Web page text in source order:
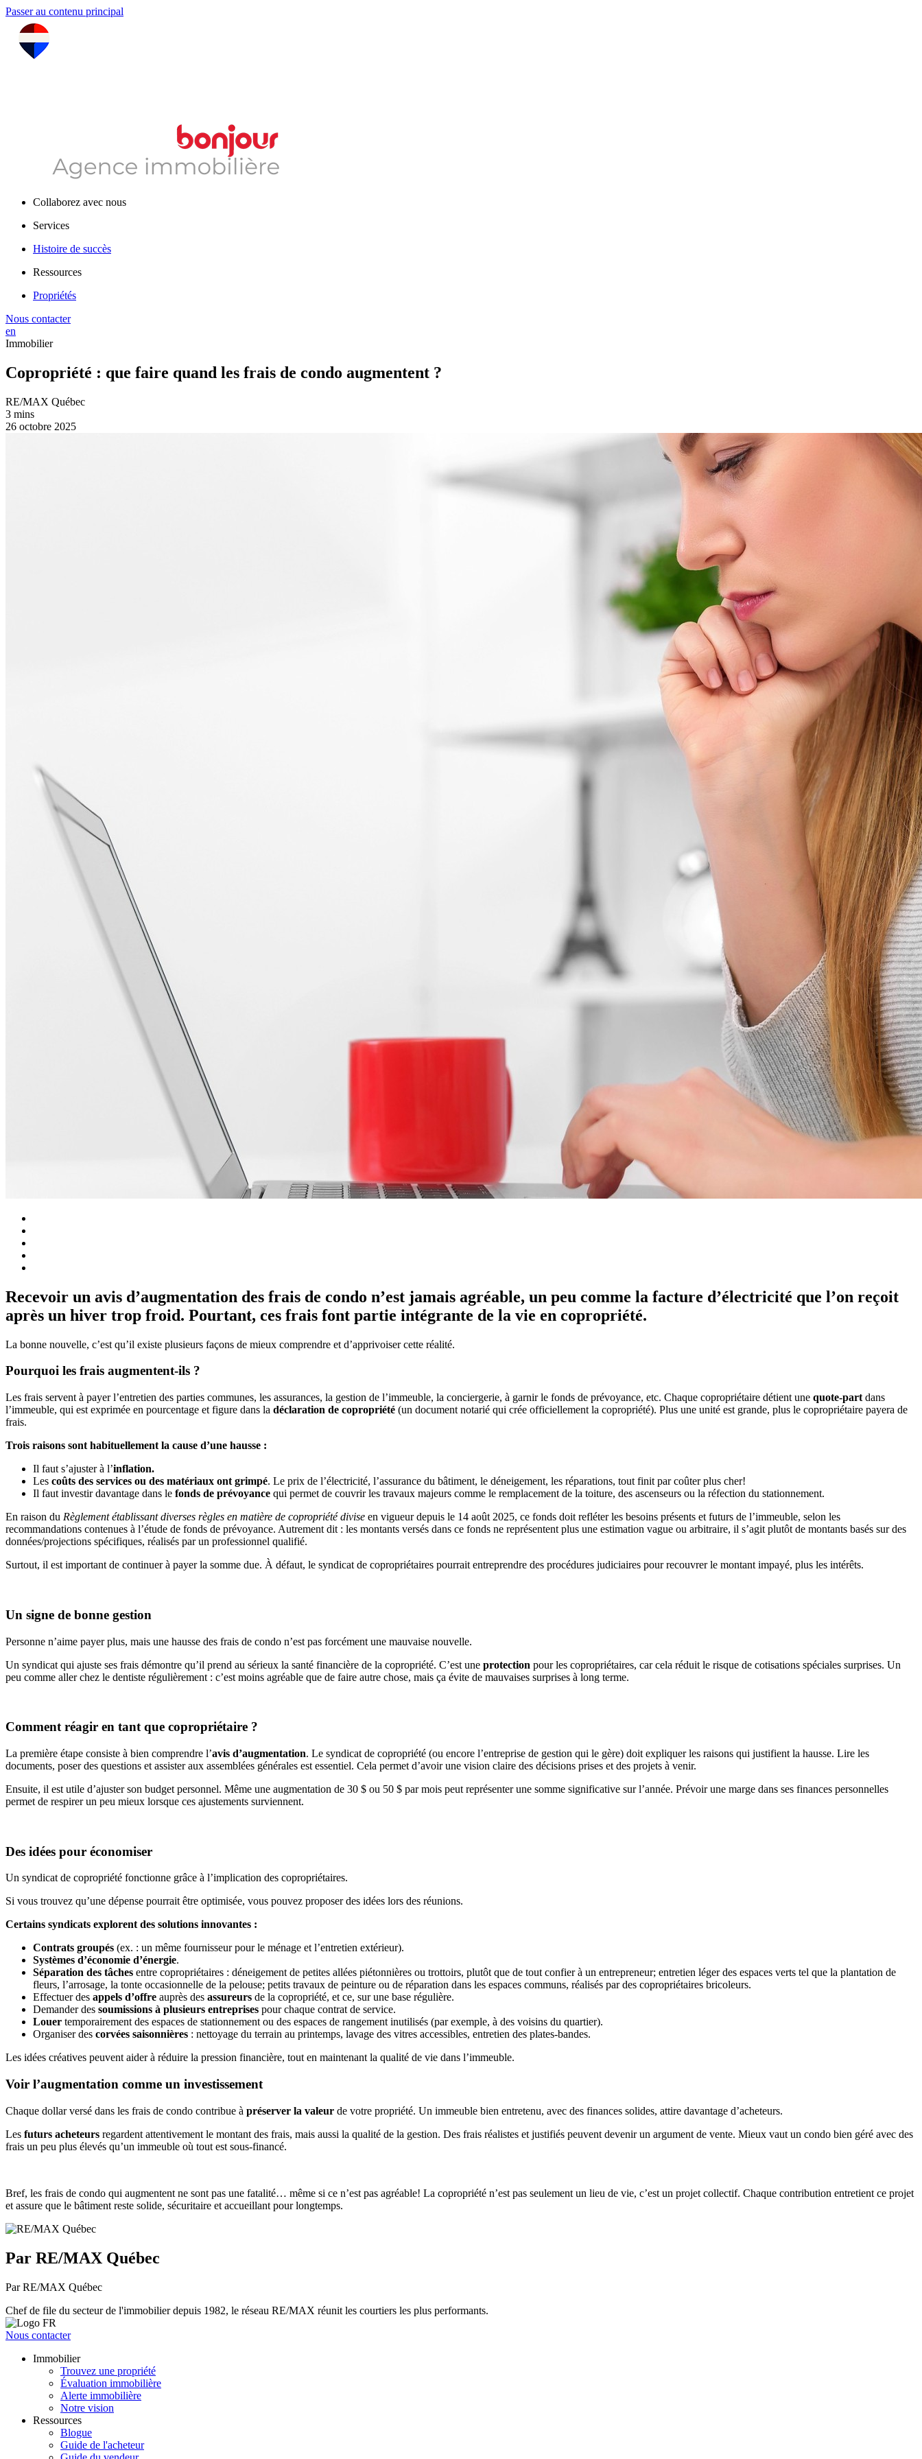
Passer au contenu principal
Collaborez avec nous
Services
Histoire de succès
Ressources
Propriétés
Nous contacter
en
Immobilier
Copropriété : que faire quand les frais de condo augmentent ?
RE/MAX Québec
3 mins
26 octobre 2025
Recevoir un avis d’augmentation des frais de condo n’est jamais agréable, un peu comme la facture d’électricité que l’on reçoit
après un hiver trop froid. Pourtant, ces frais font partie intégrante de la vie en copropriété.
La bonne nouvelle, c’est qu’il existe plusieurs façons de mieux comprendre et d’apprivoiser cette réalité.
Pourquoi les frais augmentent-ils ?
Les frais servent à payer l’entretien des parties communes, les assurances, la gestion de l’immeuble, la conciergerie, à garnir le fonds de prévoyance, etc. Chaque copropriétaire détient une quote-part dans
l’immeuble, qui est exprimée en pourcentage et figure dans la déclaration de copropriété (un document notarié qui crée officiellement la copropriété). Plus une unité est grande, plus le copropriétaire payera de
frais.
Trois raisons sont habituellement la cause d’une hausse :
Il faut s’ajuster à l’inflation.
Les coûts des services ou des matériaux ont grimpé. Le prix de l’électricité, l’assurance du bâtiment, le déneigement, les réparations, tout finit par coûter plus cher!
Il faut investir davantage dans le fonds de prévoyance qui permet de couvrir les travaux majeurs comme le remplacement de la toiture, des ascenseurs ou la réfection du stationnement.
En raison du Règlement établissant diverses règles en matière de copropriété divise en vigueur depuis le 14 août 2025, ce fonds doit refléter les besoins présents et futurs de l’immeuble, selon les
recommandations contenues à l’étude de fonds de prévoyance. Autrement dit : les montants versés dans ce fonds ne représentent plus une estimation vague ou arbitraire, il s’agit plutôt de montants basés sur des
données/projections spécifiques, réalisés par un professionnel qualifié.
Surtout, il est important de continuer à payer la somme due. À défaut, le syndicat de copropriétaires pourrait entreprendre des procédures judiciaires pour recouvrer le montant impayé, plus les intérêts.
Un signe de bonne gestion
Personne n’aime payer plus, mais une hausse des frais de condo n’est pas forcément une mauvaise nouvelle.
Un syndicat qui ajuste ses frais démontre qu’il prend au sérieux la santé financière de la copropriété. C’est une protection pour les copropriétaires, car cela réduit le risque de cotisations spéciales surprises. Un
peu comme aller chez le dentiste régulièrement : c’est moins agréable que de faire autre chose, mais ça évite de mauvaises surprises à long terme.
Comment réagir en tant que copropriétaire ?
La première étape consiste à bien comprendre l’avis d’augmentation. Le syndicat de copropriété (ou encore l’entreprise de gestion qui le gère) doit expliquer les raisons qui justifient la hausse. Lire les
documents, poser des questions et assister aux assemblées générales est essentiel. Cela permet d’avoir une vision claire des décisions prises et des projets à venir.
Ensuite, il est utile d’ajuster son budget personnel. Même une augmentation de 30 $ ou 50 $ par mois peut représenter une somme significative sur l’année. Prévoir une marge dans ses finances personnelles
permet de respirer un peu mieux lorsque ces ajustements surviennent.
Des idées pour économiser
Un syndicat de copropriété fonctionne grâce à l’implication des copropriétaires.
Si vous trouvez qu’une dépense pourrait être optimisée, vous pouvez proposer des idées lors des réunions.
Certains syndicats explorent des solutions innovantes :
Contrats groupés (ex. : un même fournisseur pour le ménage et l’entretien extérieur).
Systèmes d’économie d’énergie.
Séparation des tâches entre copropriétaires : déneigement de petites allées piétonnières ou trottoirs, plutôt que de tout confier à un entrepreneur; entretien léger des espaces verts tel que la plantation de
fleurs, l’arrosage, la tonte occasionnelle de la pelouse; petits travaux de peinture ou de réparation dans les espaces communs, réalisés par des copropriétaires bricoleurs.
Effectuer des appels d’offre auprès des assureurs de la copropriété, et ce, sur une base régulière.
Demander des soumissions à plusieurs entreprises pour chaque contrat de service.
Louer temporairement des espaces de stationnement ou des espaces de rangement inutilisés (par exemple, à des voisins du quartier).
Organiser des corvées saisonnières : nettoyage du terrain au printemps, lavage des vitres accessibles, entretien des plates-bandes.
Les idées créatives peuvent aider à réduire la pression financière, tout en maintenant la qualité de vie dans l’immeuble.
Voir l’augmentation comme un investissement
Chaque dollar versé dans les frais de condo contribue à préserver la valeur de votre propriété. Un immeuble bien entretenu, avec des finances solides, attire davantage d’acheteurs.
Les futurs acheteurs regardent attentivement le montant des frais, mais aussi la qualité de la gestion. Des frais réalistes et justifiés peuvent devenir un argument de vente. Mieux vaut un condo bien géré avec des
frais un peu plus élevés qu’un immeuble où tout est sous-financé.
Bref, les frais de condo qui augmentent ne sont pas une fatalité… même si ce n’est pas agréable! La copropriété n’est pas seulement un lieu de vie, c’est un projet collectif. Chaque contribution entretient ce projet
et assure que le bâtiment reste solide, sécuritaire et accueillant pour longtemps.
Par RE/MAX Québec
Par RE/MAX Québec
Chef de file du secteur de l'immobilier depuis 1982, le réseau RE/MAX réunit les courtiers les plus performants.
Nous contacter
Immobilier
Trouvez une propriété
Évaluation immobilière
Alerte immobilière
Notre vision
Ressources
Blogue
Guide de l'acheteur